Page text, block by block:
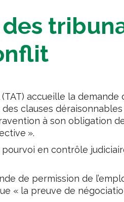
accueille la demande
clauses
à son obligation
».
en contrôle
de permission de
« la preuve de